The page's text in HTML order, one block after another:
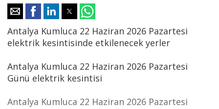
Antalya Kumluca 22 Haziran 2026 Pazartesi
elektrik kesintisinde etkilenecek yerler
Antalya Kumluca 22 Haziran 2026 Pazartesi
Günü elektrik kesintisi
Antalya Kumluca 22 Haziran 2026 Pazartesi